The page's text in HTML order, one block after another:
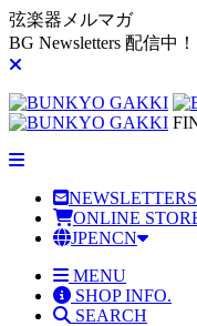
弦楽器メルマガ
BG Newsletters 配信中！
NEWSLETTERS
ONLINE
JPENCN
MENU
SHOP INFO.
SEARCH